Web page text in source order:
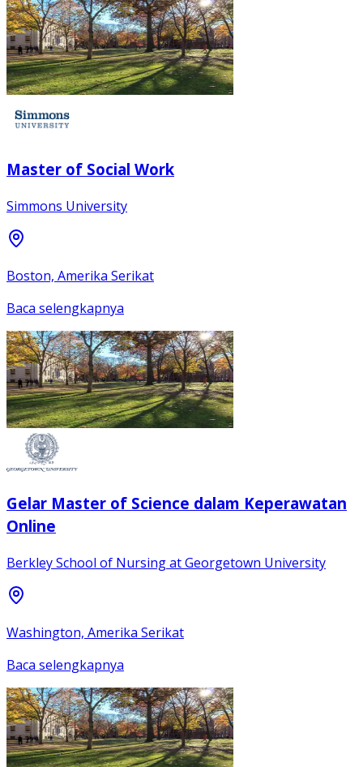
Master of Social Work
Simmons University
Boston, Amerika Serikat
Baca selengkapnya
Gelar Master of Science dalam Keperawatan
Online
Berkley School of Nursing at Georgetown University
Washington, Amerika Serikat
Baca selengkapnya